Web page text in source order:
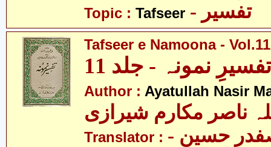
Topic : Tafseer - تفسیر
Tafseer e Namoona - Vol.11
تفسیرِ نمونہ - جلد 11
Author : Ayatullah Nasir
ناصر مکارم شیرازی
Translator : - مولانا سید صفدر حسین